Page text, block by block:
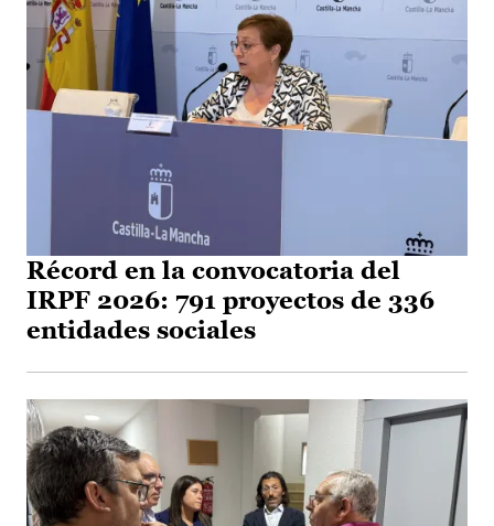
Récord en la convocatoria del
IRPF 2026: 791 proyectos de 336
entidades sociales